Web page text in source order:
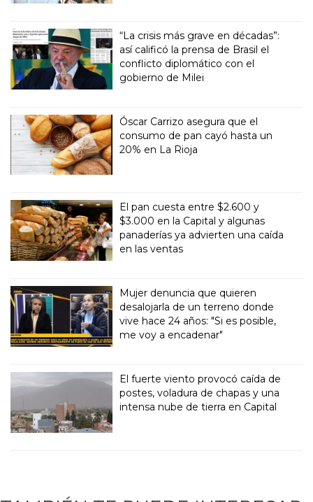
“La crisis más grave en décadas”:
así calificó la prensa de Brasil el
conflicto diplomático con el
gobierno de Milei
Óscar Carrizo asegura que el
consumo de pan cayó hasta un
20% en La Rioja
El pan cuesta entre $2.600 y
$3.000 en la Capital y algunas
panaderías ya advierten una caída
en las ventas
Mujer denuncia que quieren
desalojarla de un terreno donde
vive hace 24 años: "Si es posible,
me voy a encadenar"
El fuerte viento provocó caída de
postes, voladura de chapas y una
intensa nube de tierra en Capital